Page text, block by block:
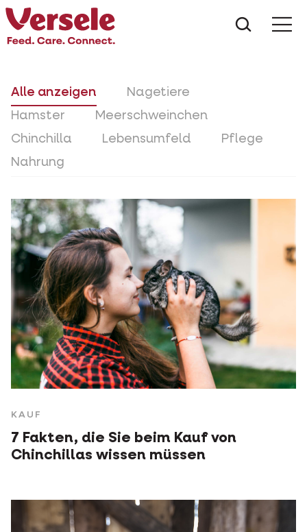
Alle anzeigen
Nagetiere
Hamster
Meerschweinchen
Chinchilla
Lebensumfeld
Pflege
Nahrung
KAUF
7 Fakten, die Sie beim Kauf von
Chinchillas wissen müssen